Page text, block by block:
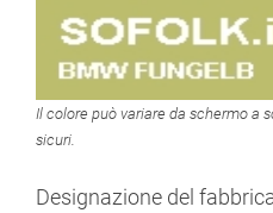
Il colore può variare da schermo a
sicuri.
Designazione del